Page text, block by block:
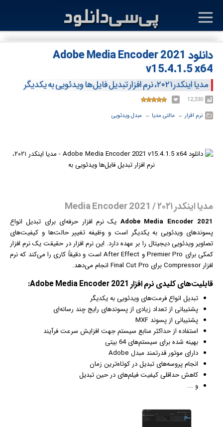
دانلود Adobe Media Encoder 2021
v15.4.1.5 x64
مدیا اینکدر ۲۰۲۱، نرم افزار تبدیل فایل‌ها ویدئویی به یکدیگر
12,330
نرم افزار ← ‏ مالتی مدیا ← ‏ مبدل ویدئویی
مدیا اینکدر ۲۰۲۱ / Media Encoder 2021
Adobe Media Encoder 2021 یک نرم افزار حرفه‌ای برای تبدیل انواع
پسوندهای ویدئویی به یکدیگر است و وظیفه تغییر حالت‌ها و کیفیت‌های
تصاویر ویدئویی دیجیتال را بر عهده دارد. این نرم افزار در حقیقت یک نرم افزار
کمکی برای Premier Pro و After Effect است و دقیقاً کاری را می‌کند که نرم
افزار Compressor برای Final Cut Pro انجام می‌دهد.
قابلیت‌‌های کلیدی نرم افزار
تبدیل انواع فرمت‌های ویدئویی به یکدیگر
پشتیبانی از تعداد زیادی از پسوندهای رایج چند رسانه‌ای
پشتیبانی از پسوند MXF
استفاده از حداکثر منابع سیستم جهت افزایش سرعت فرآیند
بهینه شده برای سیستم‌های 64 بیتی
دارای موتور قدرتمند مبدل Adobe
انجام پروسه‌های تبدیل در کوتاه‌ترین زمان
کاهش حداقلی کیفیتفیلم‌های در حین تبدیل
و ...